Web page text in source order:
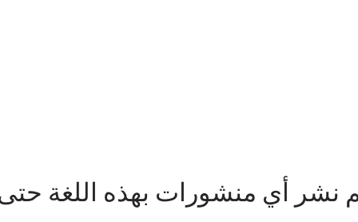
نشر أي منشورات بهذه اللغة حتى